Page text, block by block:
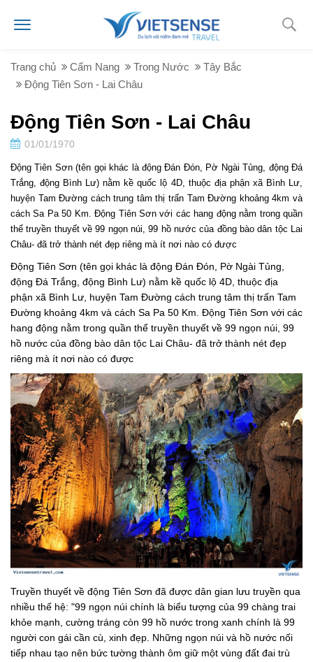
Trang chủ Cẩm Nang Trong Nước
Tây Bắc
Động Tiên Sơn - Lai Châu
Động Tiên Sơn - Lai Châu
01/01/1970
Động Tiên Sơn (tên gọi khác là động Đán Đón, Pờ Ngài Tủng, động Đá
Trắng, động Bình Lư) nằm kề quốc lộ 4D, thuộc địa phận xã Bình Lư,
huyện Tam Đường cách trung tâm thị trấn Tam Đường khoảng 4km và
cách Sa Pa 50 Km. Động Tiên Sơn với các hang động nằm trong quần
thể truyền thuyết về 99 ngọn núi, 99 hồ nước của đồng bào dân tộc Lai
Châu- đã trở thành nét đẹp riêng mà ít nơi nào có được
Động Tiên Sơn (tên gọi khác là động Đán Đón, Pờ Ngài Tủng,
động Đá Trắng, động Bình Lư) nằm kề quốc lộ 4D, thuộc địa
phận xã Bình Lư, huyện Tam Đường cách trung tâm thị trấn Tam
Đường khoảng 4km và cách Sa Pa 50 Km. Động Tiên Sơn với các
hang động nằm trong quần thể truyền thuyết về 99 ngọn núi, 99
hồ nước của đồng bào dân tộc Lai Châu- đã trở thành nét đẹp
riêng mà ít nơi nào có được
Truyền thuyết về động Tiên Sơn đã được dân gian lưu truyền qua
nhiều thế hệ: "99 ngọn núi chính là biểu tượng của 99 chàng trai
khỏe mạnh, cường tráng còn 99 hồ nước trong xanh chính là 99
người con gái cần cù, xinh đẹp. Những ngọn núi và hồ nước nối
tiếp nhau tạo nên bức tường thành ôm giữ một vùng đất đai trù